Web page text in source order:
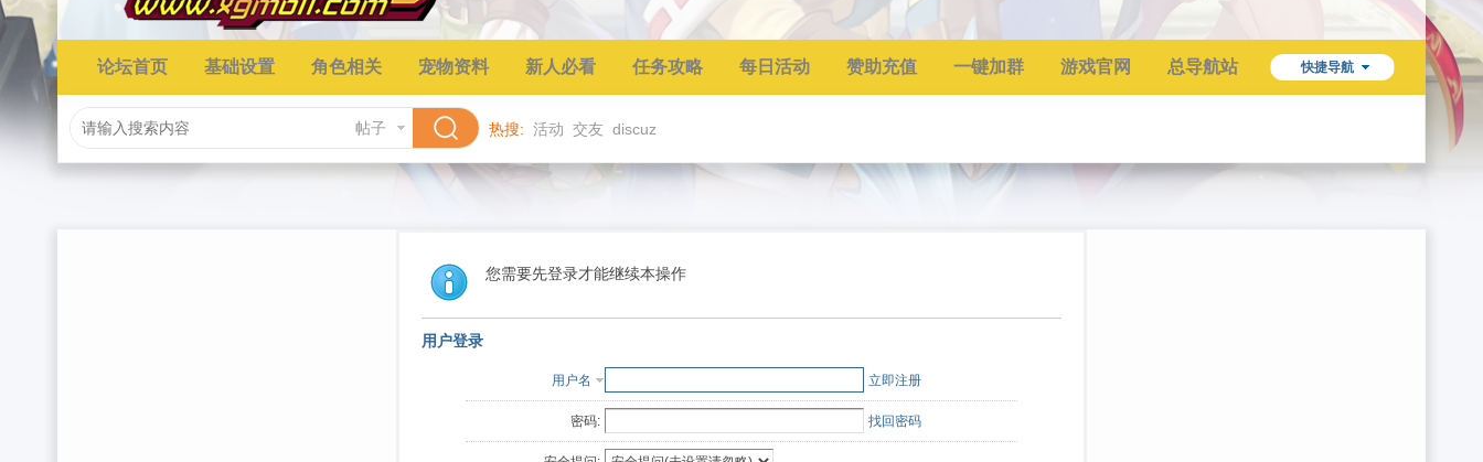
快捷导航
论坛首页 基础设置 角色相关 宠物资料 新人必看 任务攻略 每日活动 赞助充值 一键加群 游戏官网 总导航站
帖子 热搜: 活动 交友 discuz
您需要先登录才能继续本操作
用户登录
用户名 立即注册
密码: 找回密码